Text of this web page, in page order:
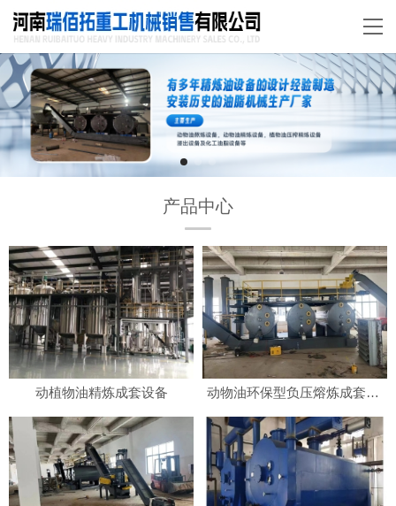
产品中心
动植物油精炼成套设备 动物油环保型负压熔炼成套设备